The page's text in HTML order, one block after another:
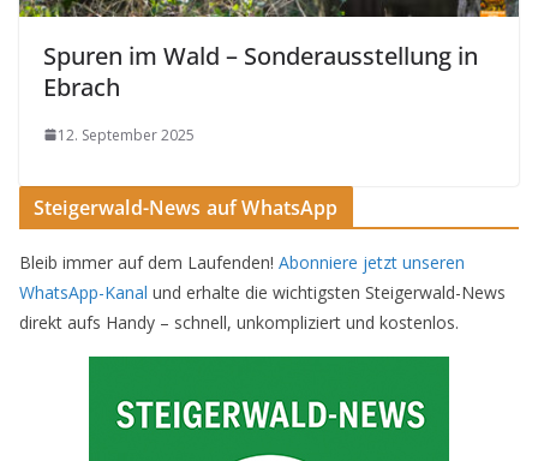
Spuren im Wald – Sonderausstellung in
Ebrach
12. September 2025
Steigerwald-News auf WhatsApp
Bleib immer auf dem Laufenden! Abonniere jetzt unseren
WhatsApp-Kanal und erhalte die wichtigsten Steigerwald-News
direkt aufs Handy – schnell, unkompliziert und kostenlos.